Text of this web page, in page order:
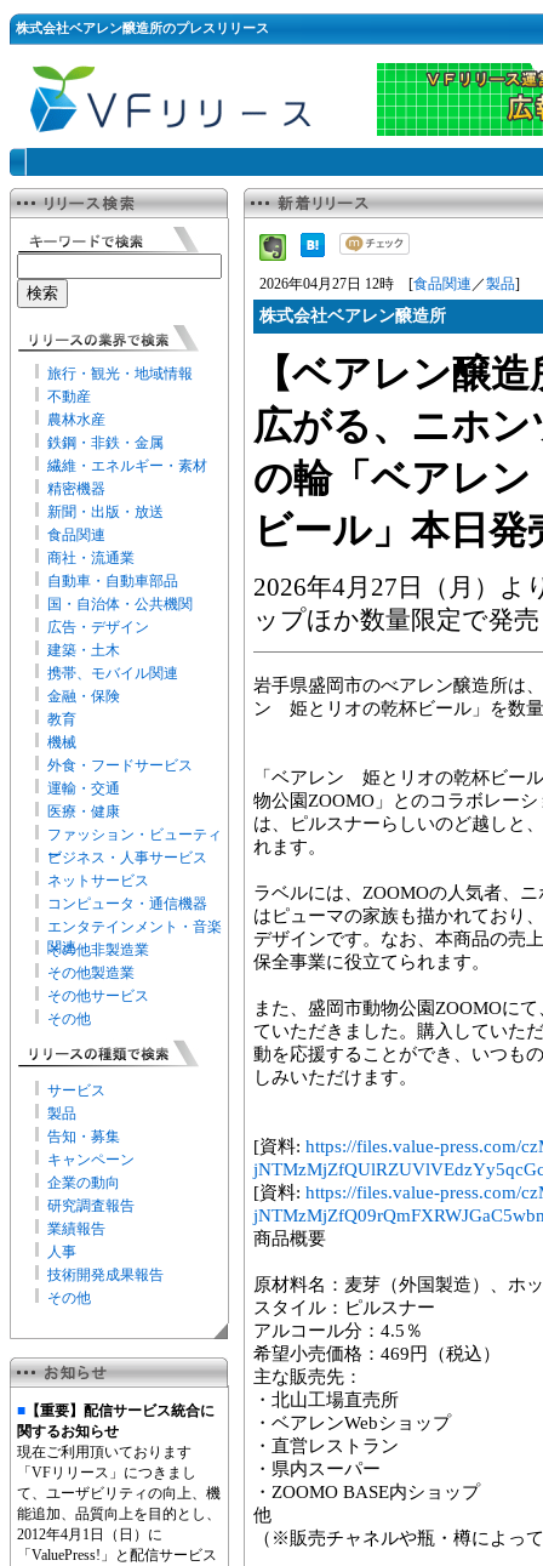
株式会社ベアレン醸造所のプレスリリース
旅行・観光・地域情報
不動産
農林水産
鉄鋼・非鉄・金属
繊維・エネルギー・素材
精密機器
新聞・出版・放送
食品関連
商社・流通業
自動車・自動車部品
国・自治体・公共機関
広告・デザイン
建築・土木
携帯、モバイル関連
金融・保険
教育
機械
外食・フードサービス
運輸・交通
医療・健康
ファッション・ビューティ
ー
ビジネス・人事サービス
ネットサービス
コンピュータ・通信機器
エンタテインメント・音楽
関連
その他非製造業
その他製造業
その他サービス
その他
サービス
製品
告知・募集
キャンペーン
企業の動向
研究調査報告
業績報告
人事
技術開発成果報告
その他
■ 【重要】配信サービス統合に
関するお知らせ
現在ご利用頂いております
「VFリリース」につきまし
て、ユーザビリティの向上、機
能追加、品質向上を目的とし、
2012年4月1日（日）に
「ValuePress!」と配信サービス
2026年04月27日 12時 [食品関連 ／製品]
株式会社ベアレン醸造所
【ベアレン醸
広がる、ニホ
の輪「ベアレ
ビール」本日発
2026年4月27日（月）よ
ップほか数量限定で発売
岩手県盛岡市のべアレン醸造所は
ン 姫とリオの乾杯ビール」を数
「ベアレン 姫とリオの乾杯ビー
物公園ZOOMO」とのコラボレー
は、ピルスナーらしいのど越しと
れます。
ラベルには、ZOOMOの人気者、
はピューマの家族も描かれており
デザインです。なお、本商品の売
保全事業に役立てられます。
また、盛岡市動物公園ZOOMOに
ていただきました。購入していた
動を応援することができ、いつも
しみいただけます。
[資料: https://files.value-press.com/
[資料: https://files.value-press.com/
商品概要
原材料名：麦芽（外国製造）、ホ
スタイル：ピルスナー
アルコール分：4.5％
希望小売価格：469円（税込）
主な販売先：
・北山工場直売所
・ベアレンWebショップ
・直営レストラン
・県内スーパー
・ZOOMO BASE内ショップ
他
（※販売チャネルや瓶・樽によっ